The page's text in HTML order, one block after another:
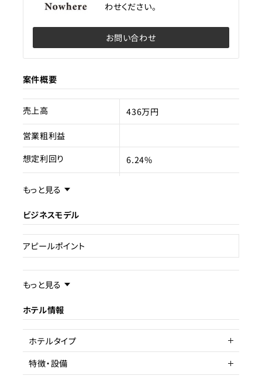
わせください。
お問い合わせ
案件概要
売上高 436万円
営業粗利益
想定利回り
6.24%
売却スキーム
権利
売却理由
オーナーチェンジ
ライセンス種類 旅館業
現状
もっと見る
ビジネスモデル
アピールポイント
事業内容／事業特徴
ターゲット層
客単価／客室単価
稼働率
もっと見る
ホテル情報
ホテルタイプ
ゲストハウス
特徴・設備